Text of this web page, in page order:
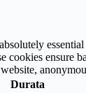
cookies ensure
Durata